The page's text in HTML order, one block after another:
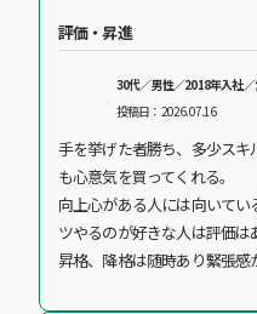
評価・昇進
30代／男性／2018年入社
投稿日：2026.07.16
手を挙げた者勝ち、多少ス
も心意気を買ってくれる。
向上心がある人には向いて
ツやるのが好きな人は評価は
昇格、降格は随時あり緊張感